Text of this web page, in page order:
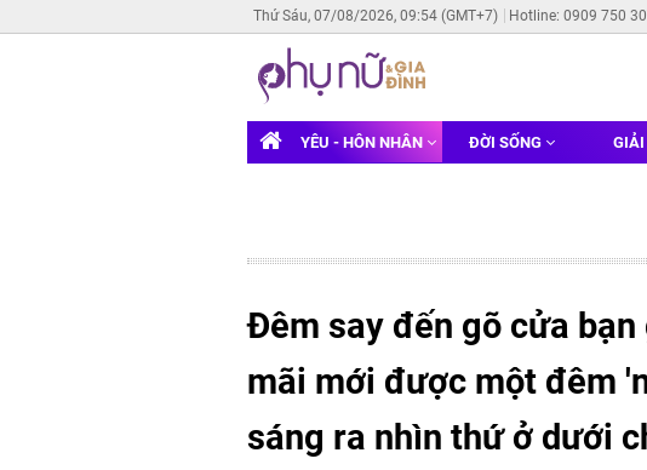
Thứ Sáu, 07/08/2026, 09:54 (GMT+7) Hotline: 0909 750
YÊU - HÔN NHÂN ĐỜI SỐNG GIẢI
Đêm say đến gõ cửa
mãi mới được một đêm
sáng ra nhìn thứ ở dưới